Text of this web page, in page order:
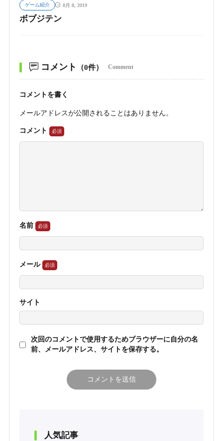
ゲーム紹介 8月 8, 2019
ボブジテン
コメント （0件） Comment
コメントを書く
メールアドレスが公開されることはありません。
コメント
名前
メール
サイト
次回のコメントで使用するためブラウザーに自分の名
前、メールアドレス、サイトを保存する。
人気記事